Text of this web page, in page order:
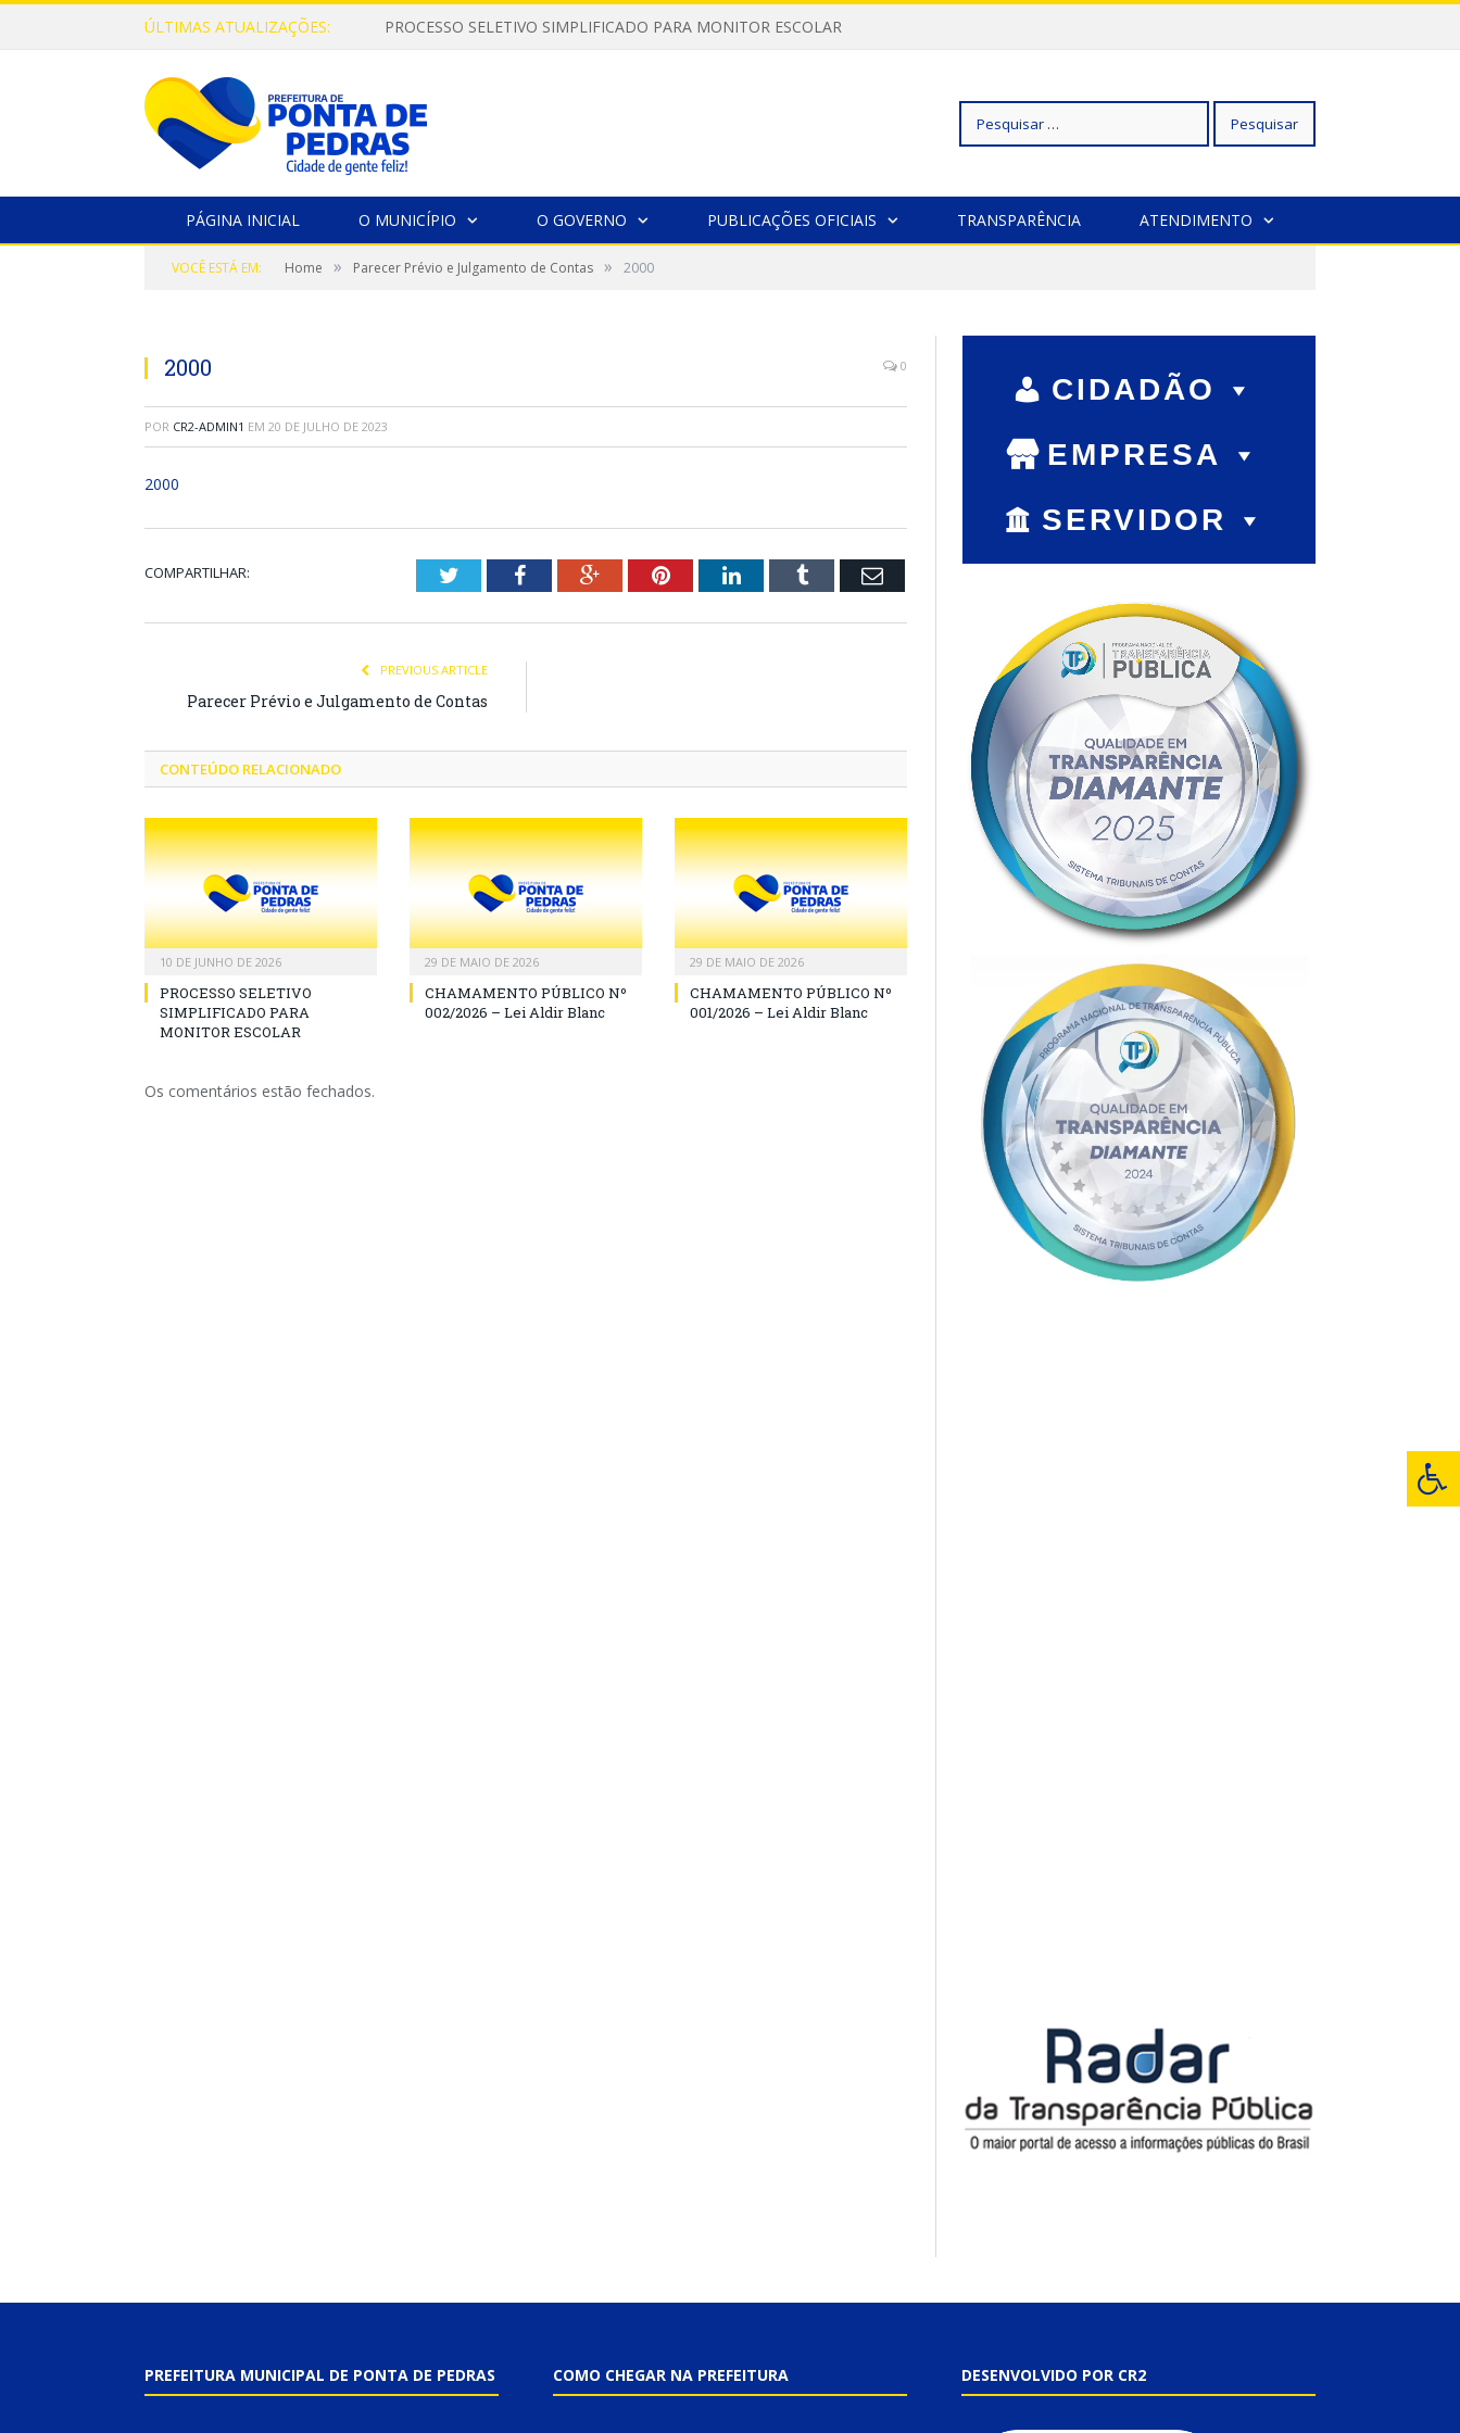
ÚLTIMAS ATUALIZAÇÕES: PROCESSO SELETIVO SIMPLIFICADO PARA MONITOR ESCOLAR
Pesquisar
PÁGINA INICIAL O MUNICÍPIO O GOVERNO PUBLICAÇÕES OFICIAIS TRANSPARÊNCIA ATENDIMENTO
VOCÊ ESTÁ EM: Home » Parecer Prévio e Julgamento de Contas » 2000
2000 0
POR CR2-ADMIN1 EM 20 DE JULHO DE 2023
2000
COMPARTILHAR: TwitterFacebookGoogle+PinterestLinkedInTumblr Email
PREVIOUS ARTICLE
Parecer Prévio e Julgamento de Contas
CONTEÚDO RELACIONADO
10 DE JUNHO DE 2026
PROCESSO SELETIVO
SIMPLIFICADO PARA
MONITOR ESCOLAR
29 DE MAIO DE 2026
CHAMAMENTO PÚBLICO Nº
002/2026 – Lei Aldir Blanc
29 DE MAIO DE 2026
CHAMAMENTO PÚBLICO Nº
001/2026 – Lei Aldir Blanc
Os comentários estão fechados.
CIDADÃO
EMPRESA
SERVIDOR
PREFEITURA MUNICIPAL DE PONTA DE PEDRAS COMO CHEGAR NA PREFEITURA DESENVOLVIDO POR CR2